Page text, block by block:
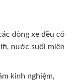
dòng xe đều có
nước suối miễn
kinh nghiệm,